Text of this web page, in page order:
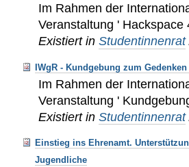
Im Rahmen der
Veranstaltung '
Existiert in Studentinnenrat
IWgR - Kundgebung zum
Im Rahmen der
Veranstaltung '
Existiert in Studentinnenrat
Einstieg ins Ehrenamt.
Jugendliche